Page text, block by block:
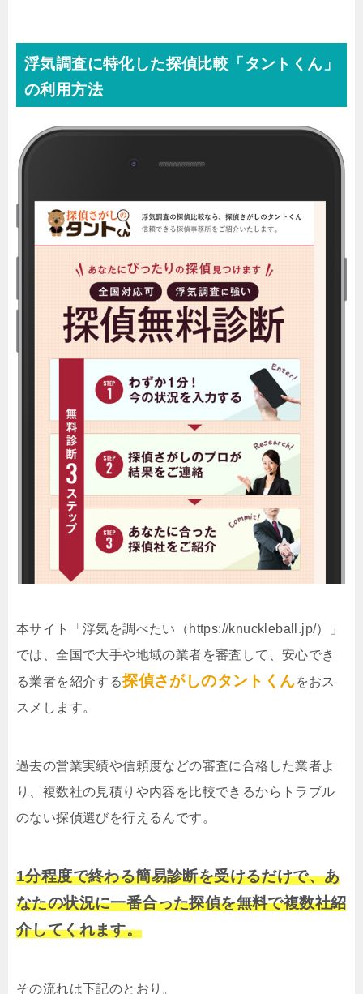
浮気調査に特化した探偵比較「タントくん」
の利用方法
本サイト「浮気を調べたい（https://knuckleball.jp/）」
では、全国で大手や地域の業者を審査して、安心でき
る業者を紹介する探偵さがしのタントくんをおス
スメします。
過去の営業実績や信頼度などの審査に合格した業者よ
り、複数社の見積りや内容を比較できるからトラブル
のない探偵選びを行えるんです。
1分程度で終わる簡易診断を受けるだけで、あ
なたの状況に一番合った探偵を無料で複数社紹
介してくれます。
その流れは下記のとおり。